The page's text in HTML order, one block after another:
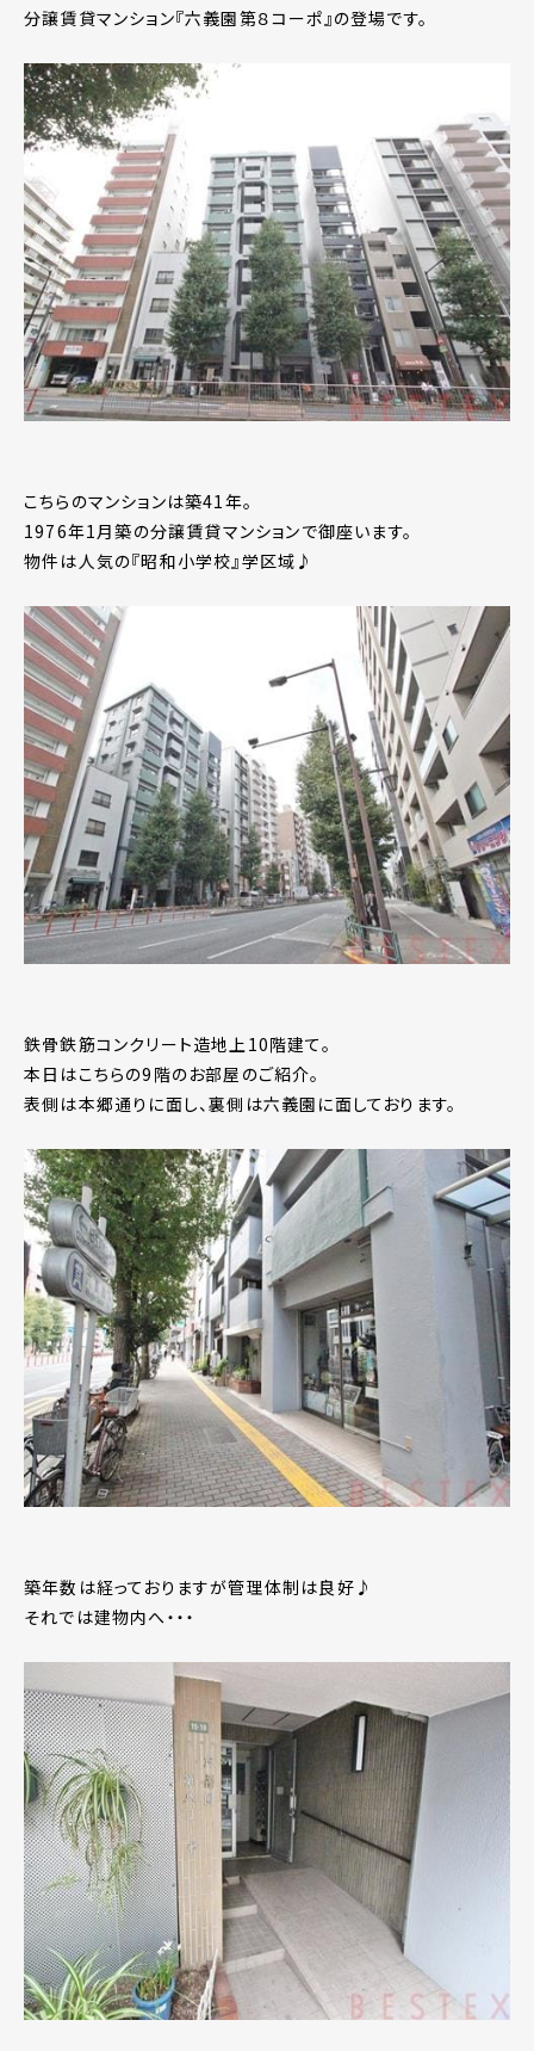
分譲賃貸マンション『六義園第８コーポ』の登場です。
こちらのマンションは築41年。
1976年1月築の分譲賃貸マンションで御座います。
物件は人気の『昭和小学校』学区域♪
鉄骨鉄筋コンクリート造地上10階建て。
本日はこちらの9階のお部屋のご紹介。
表側は本郷通りに面し、裏側は六義園に面しております。
築年数は経っておりますが管理体制は良好♪
それでは建物内へ・・・